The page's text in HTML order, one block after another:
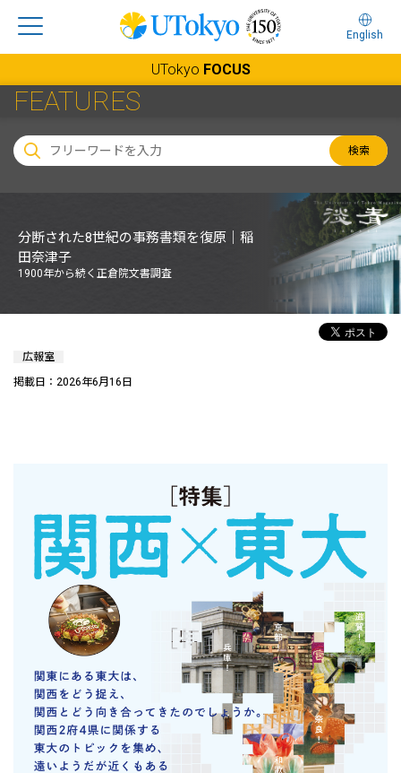
English
UTokyo FOCUS
FEATURES
検索
分断された8世紀の事務書類を復原｜稲
田奈津子
1900年から続く正倉院文書調査
広報室
掲載日：2026年6月16日